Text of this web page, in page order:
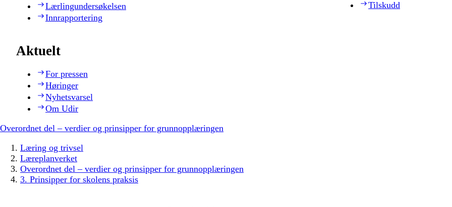
Lærlingundersøkelsen
Innrapportering
Tilskudd
Aktuelt
For pressen
Høringer
Nyhetsvarsel
Om Udir
Overordnet del – verdier og prinsipper for grunnopplæringen
Læring og trivsel
Læreplanverket
Overordnet del – verdier og prinsipper for grunnopplæringen
3. Prinsipper for skolens praksis